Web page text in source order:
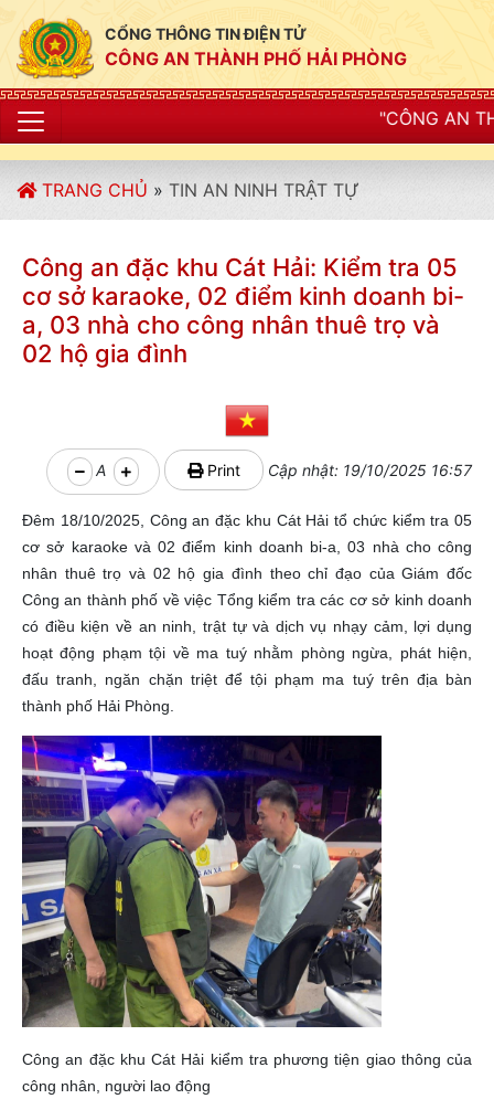
CỔNG THÔNG TIN ĐIỆN TỬ
CÔNG AN THÀNH PHỐ HẢI PHÒNG
"CÔNG AN THÀNH PHỐ HẢI
TRANG CHỦ » TIN AN NINH TRẬT TỰ
Công an đặc khu Cát Hải: Kiểm tra 05
cơ sở karaoke, 02 điểm kinh doanh bi-
a, 03 nhà cho công nhân thuê trọ và
02 hộ gia đình
A Print Cập nhật: 19/10/2025 16:57
Đêm 18/10/2025, Công an đặc khu Cát Hải tổ chức kiểm tra 05
cơ sở karaoke và 02 điểm kinh doanh bi-a, 03 nhà cho công
nhân thuê trọ và 02 hộ gia đình theo chỉ đạo của Giám đốc
Công an thành phố về việc Tổng kiểm tra các cơ sở kinh doanh
có điều kiện về an ninh, trật tự và dịch vụ nhạy cảm, lợi dụng
hoạt động phạm tội về ma tuý nhằm phòng ngừa, phát hiện,
đấu tranh, ngăn chặn triệt để tội phạm ma tuý trên địa bàn
thành phố Hải Phòng.
Công an đặc khu Cát Hải kiểm tra phương tiện giao thông của
công nhân, người lao động